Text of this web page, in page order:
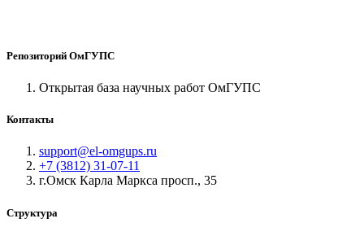
Репозиторий ОмГУПС
Открытая база научных работ ОмГУПС
Контакты
support@el-omgups.ru
+7 (3812) 31-07-11
г.Омск Карла Маркса просп., 35
Структура